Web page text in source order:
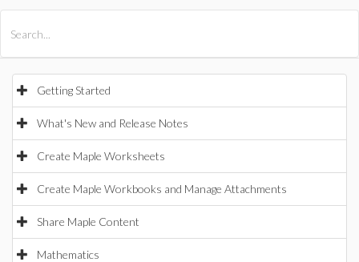
Getting Started
What's New and Release Notes
Create Maple Worksheets
Create Maple Workbooks and Manage Attachments
Share Maple Content
Mathematics